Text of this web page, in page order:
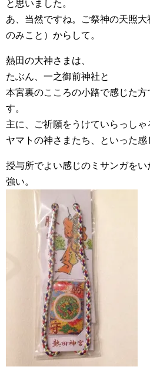
と思いました。
あ、当然ですね。ご祭神の天照
のみこと）からして。
熱田の大神さまは、
たぶん、一之御前神社と
本宮裏のこころの小路で感じた方
す。
主に、ご祈願をうけていらっしゃ
ヤマトの神さまたち、といった感
授与所でよい感じのミサンガを
強い。